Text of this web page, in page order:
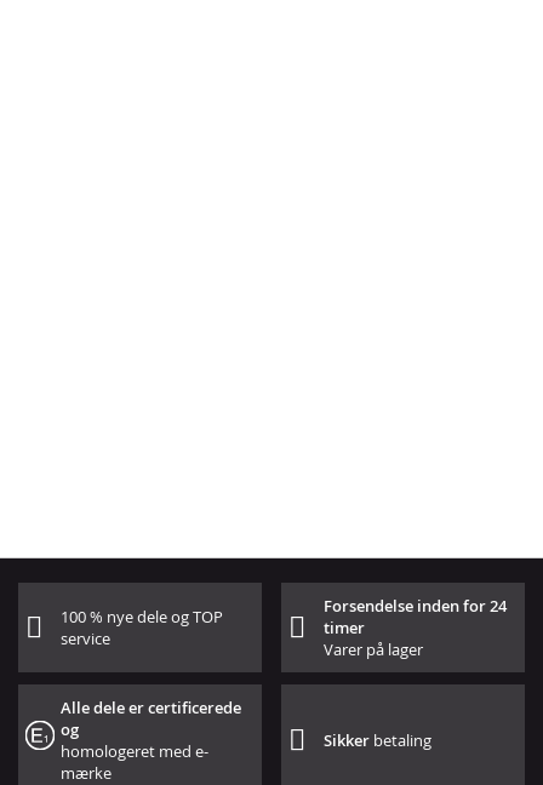
100 % nye dele og TOP
service
Forsendelse inden for 24
timer
Varer på lager
Alle dele er certificerede
og
homologeret med e-
mærke
Sikker betaling